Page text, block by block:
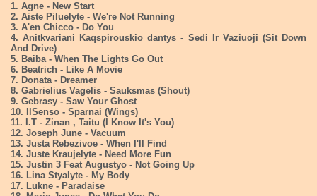
1. Agne - New Start
2. Aiste Piluelyte - We're Not Running
3. A'en Chicco - Do You
4. Anitkvariani Kaqspirouskio dantys - Sedi Ir Vaziuoji (Sit Down
And Drive)
5. Baiba - When The Lights Go Out
6. Beatrich - Like A Movie
7. Donata - Dreamer
8. Gabrielius Vagelis - Sauksmas (Shout)
9. Gebrasy - Saw Your Ghost
10. IlSenso - Sparnai (Wings)
11. I.T - Zinan , Taitu (I Know It's You)
12. Joseph June - Vacuum
13. Justa Rebezivoe - When I'll Find
14. Juste Kraujelyte - Need More Fun
15. Justin 3 Feat Augustyo - Not Going Up
16. Lina Styalyte - My Body
17. Lukne - Paradaise